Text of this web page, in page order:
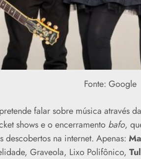
Fonte: Google
falar sobre música através
shows e o encerramento bafo,
descobertos na internet. Apenas:
Graveola, Lixo Polifônico,